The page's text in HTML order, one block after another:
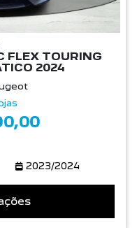
FLEX TOURING
2024
2023/2024